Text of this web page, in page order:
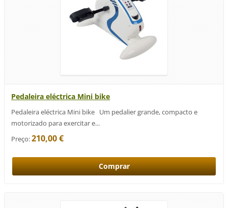
Pedaleira eléctrica Mini bike
Pedaleira eléctrica Mini bike Um pedalier grande, compacto e
motorizado para exercitar e...
Preço:210,00 €